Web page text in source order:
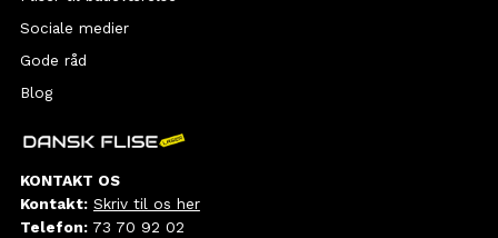
Sociale medier
Gode råd
Blog
KONTAKT OS
Kontakt: Skriv til os her
Telefon: 73 70 92 02